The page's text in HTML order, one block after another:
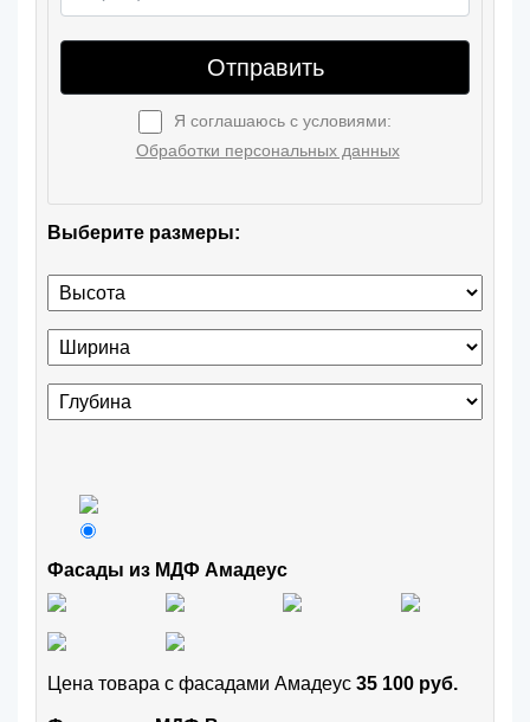
Отправить
Я соглашаюсь с условиями:
Обработки персональных данных
Выберите размеры:
Фасады из МДФ Амадеус
Цена товара с фасадами Амадеус 35 100 руб.